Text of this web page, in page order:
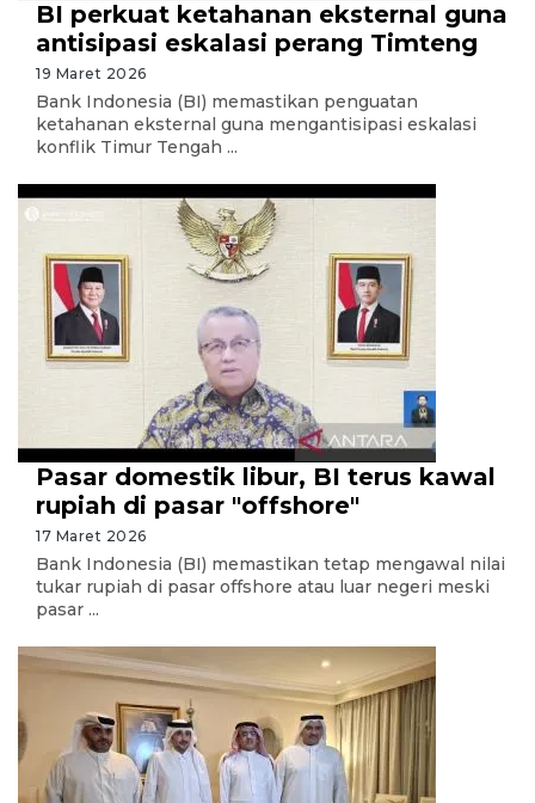
BI perkuat ketahanan eksternal guna
antisipasi eskalasi perang Timteng
19 Maret 2026
Bank Indonesia (BI) memastikan penguatan
ketahanan eksternal guna mengantisipasi eskalasi
konflik Timur Tengah ...
Pasar domestik libur, BI terus kawal
rupiah di pasar "offshore"
17 Maret 2026
Bank Indonesia (BI) memastikan tetap mengawal nilai
tukar rupiah di pasar offshore atau luar negeri meski
pasar ...